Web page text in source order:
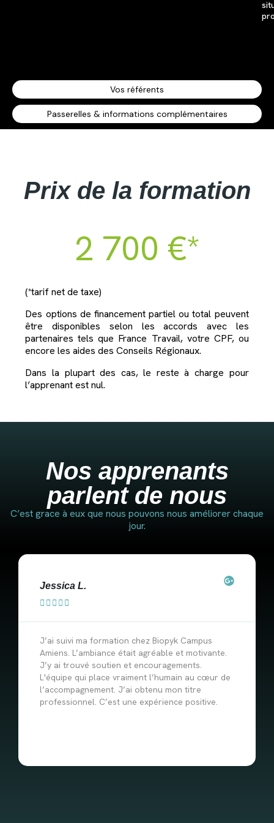
Vos référents
Passerelles & informations complémentaires
Prix de la formation
2 700 €*
(*tarif net de taxe)
Des options de financement partiel ou total peuvent
être disponibles selon les accords avec les
partenaires tels que France Travail, votre CPF, ou
encore les aides des Conseils Régionaux.
Dans la plupart des cas, le reste à charge pour
l’apprenant est nul.
Nos apprenants
parlent de nous
C’est grace à eux que nous pouvons nous améliorer chaque
jour.
Jessica L.
    
J’ai suivi ma formation chez Biopyk Campus
Amiens. L’ambiance était agréable et motivante.
J’y ai trouvé soutien et encouragements.
L'équipe qui place vraiment l’humain au cœur de
l’accompagnement. J’ai obtenu mon titre
professionnel. C’est une expérience positive.